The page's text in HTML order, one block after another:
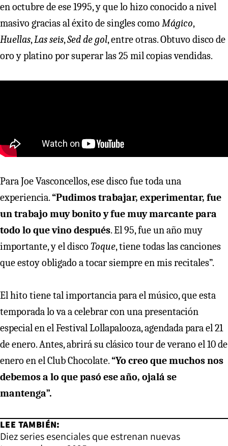
en octubre de ese 1995, y que lo hizo conocido a nivel
masivo gracias al éxito de singles como Mágico,
Huellas, Las seis,Sed de gol, entre otras. Obtuvo disco de
oro y platino por superar las 25 mil copias vendidas.
Para Joe Vasconcellos, ese disco fue toda una
experiencia.“Pudimos trabajar, experimentar, fue
un trabajo muy bonito y fue muy marcante para
todo lo que vino después. El 95, fue un año muy
importante, y el disco Toque, tiene todas las canciones
que estoy obligado a tocar siempre en mis recitales”.
El hito tiene tal importancia para el músico, que esta
temporada lo va a celebrar con una presentación
especial en el Festival Lollapalooza, agendada para el 21
de enero. Antes, abrirá su clásico tour de verano el 10 de
enero en el Club Chocolate.“Yo creo que muchos nos
debemos a lo que pasó ese año, ojalá se
mantenga”.
LEE TAMBIÉN:
Diez series esenciales que estrenan nuevas